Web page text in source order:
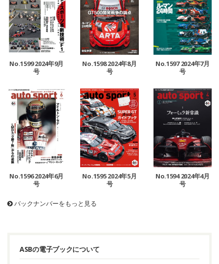
No.1599 2024年9月
号
No.1598 2024年8月
号
No.1597 2024年7月
号
No.1596 2024年6月
号
No.1595 2024年5月
号
No.1594 2024年4月
号
バックナンバーをもっと見る
ASBの電子ブックについて